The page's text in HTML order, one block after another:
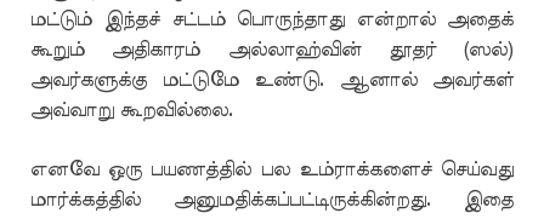
மட்டும் இந்தச் சட்டம் பொருந்தாது என்றால் அதைக்
கூறும் அதிகாரம் அல்லாஹ்வின் தூதர் (ஸல்)
அவர்களுக்கு மட்டுமே உண்டு. ஆனால் அவர்கள்
அவ்வாறு கூறவில்லை.
எனவே ஒரு பயணத்தில் பல உம்ராக்களைச் செய்வது
மார்க்கத்தில் அனுமதிக்கப்பட்டிருக்கின்றது. இதை